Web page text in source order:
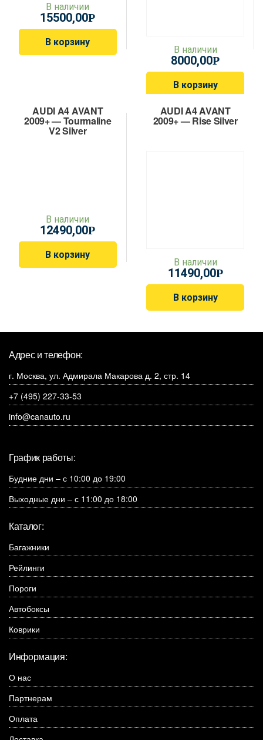
В наличии
15500,00Р
В корзину
В наличии
8000,00Р
В корзину
AUDI A4 AVANT
2009+ — Tourmaline
V2 Silver
В наличии
12490,00Р
В корзину
AUDI A4 AVANT
2009+ — Rise Silver
В наличии
11490,00Р
В корзину
Адрес и телефон:
г. Москва, ул. Адмирала Макарова д. 2, стр. 14
+7 (495) 227-33-53
info@canauto.ru
График работы:
Будние дни – с 10:00 до 19:00
Выходные дни – с 11:00 до 18:00
Каталог:
Багажники
Рейлинги
Пороги
Автобоксы
Коврики
Информация:
О нас
Партнерам
Оплата